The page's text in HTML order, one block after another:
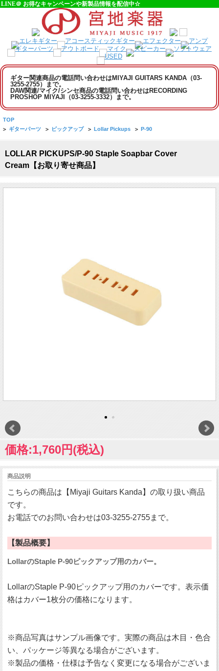
LINE＠ お得なキャンペーンや新製品情報を配信中☆
ギター関連商品の電話問い合わせはMIYAJI GUITARS KANDA（03-
3255-2755）まで。
DAW関連/マイク/シンセ商品の電話問い合わせはRECORDING
PROSHOP MIYAJI（03-3255-3332）まで。
TOP
> ギターパーツ > ピックアップ > Lollar Pickups > P-90
LOLLAR PICKUPS/P-90 Staple Soapbar Cover
Cream【お取り寄せ商品】
価格:1,760円(税込)
商品説明
こちらの商品は【Miyaji Guitars Kanda】の取り扱い商品
です。
お電話でのお問い合わせは03-3255-2755まで。
【製品概要】
LollarのStaple P-90ピックアップ用のカバー。
LollarのStaple P-90ピックアップ用のカバーです。表示価
格はカバー1枚分の価格になります。
※商品写真はサンプル画像です。実際の商品は木目・色合
い、パッケージ等異なる場合がございます。
※製品の価格・仕様は予告なく変更になる場合がございま